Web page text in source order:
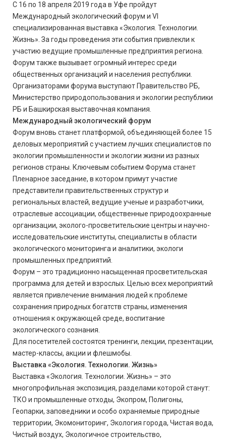
С 16 по 18 апреля 2019 года в Уфе пройдут
Международный экологический форум и VI
специализированная выставка «Экология. Технологии.
Жизнь». За годы проведения эти события привлекли к
участию ведущие промышленные предприятия региона.
Форум также вызывает огромный интерес среди
общественных организаций и населения республики.
Организаторами форума выступают Правительство РБ,
Министерство природопользования и экологии республики
РБ и Башкирская выставочная компания.
Международный экологический форум
Форум вновь станет платформой, объединяющей более 15
деловых мероприятий с участием лучших специалистов по
экологии промышленности и экологии жизни из разных
регионов страны. Ключевым событием Форума станет
Пленарное заседание, в котором примут участие
представители правительственных структур и
региональных властей, ведущие ученые и разработчики,
отраслевые ассоциации, общественные природоохранные
организации, эколого-просветительские центры и научно-
исследовательские институты, специалисты в области
экологического мониторинга и аналитики, экологи
промышленных предприятий.
Форум – это традиционно насыщенная просветительская
программа для детей и взрослых. Целью всех мероприятий
является привлечение внимания людей к проблеме
сохранения природных богатств страны, изменения
отношения к окружающей среде, воспитание
экологического сознания.
Для посетителей состоятся тренинги, лекции, презентации,
мастер-классы, акции и флешмобы.
Выставка «Экология. Технологии. Жизнь»
Выставка «Экология. Технологии. Жизнь» – это
многопрофильная экспозиция, разделами которой станут:
ТКО и промышленные отходы, Экопром, Полигоны,
Геопарки, заповедники и особо охраняемые природные
территории, Экомониторинг, Экология города, Чистая вода,
Чистый воздух, Экологичное строительство,